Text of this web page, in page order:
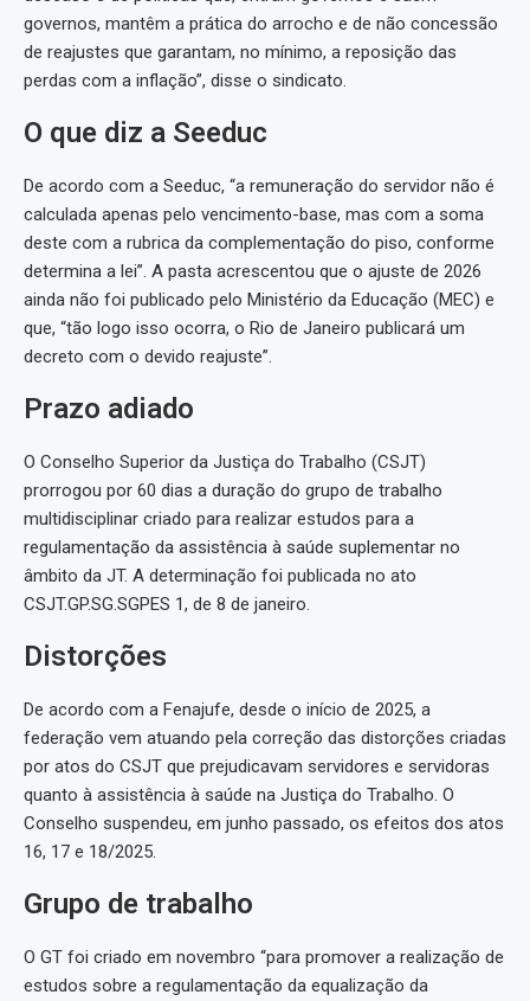
governos, mantêm a prática do arrocho e de não concessão
de reajustes que garantam, no mínimo, a reposição das
perdas com a inflação”, disse o sindicato.
O que diz a Seeduc
De acordo com a Seeduc, “a remuneração do servidor não é
calculada apenas pelo vencimento-base, mas com a soma
deste com a rubrica da complementação do piso, conforme
determina a lei”. A pasta acrescentou que o ajuste de 2026
ainda não foi publicado pelo Ministério da Educação (MEC) e
que, “tão logo isso ocorra, o Rio de Janeiro publicará um
decreto com o devido reajuste”.
Prazo adiado
O Conselho Superior da Justiça do Trabalho (CSJT)
prorrogou por 60 dias a duração do grupo de trabalho
multidisciplinar criado para realizar estudos para a
regulamentação da assistência à saúde suplementar no
âmbito da JT. A determinação foi publicada no ato
CSJT.GP.SG.SGPES 1, de 8 de janeiro.
Distorções
De acordo com a Fenajufe, desde o início de 2025, a
federação vem atuando pela correção das distorções criadas
por atos do CSJT que prejudicavam servidores e servidoras
quanto à assistência à saúde na Justiça do Trabalho. O
Conselho suspendeu, em junho passado, os efeitos dos atos
16, 17 e 18/2025.
Grupo de trabalho
O GT foi criado em novembro “para promover a realização de
estudos sobre a regulamentação da equalização da